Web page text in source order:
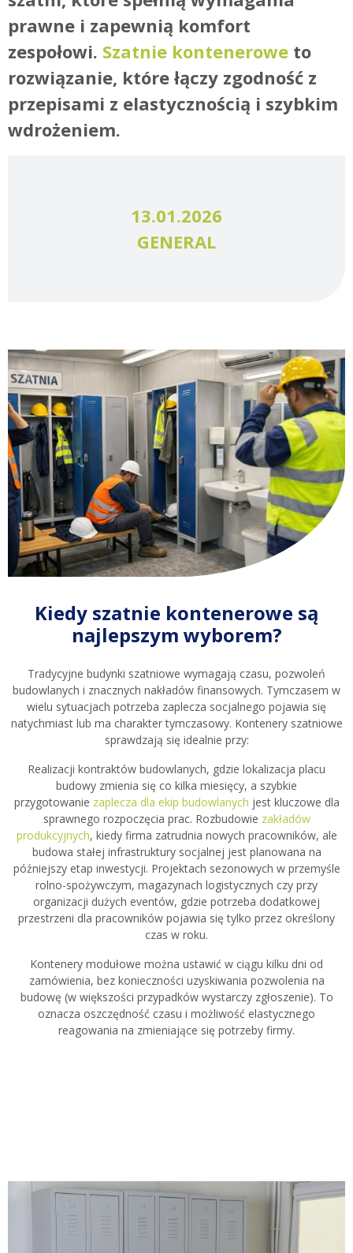
prawne i zapewnią komfort
zespołowi. Szatnie kontenerowe to
rozwiązanie, które łączy zgodność z
przepisami z elastycznością i szybkim
wdrożeniem.
13.01.2026
GENERAL
Kiedy szatnie kontenerowe są
najlepszym wyborem?
Tradycyjne budynki szatniowe wymagają czasu, pozwoleń
budowlanych i znacznych nakładów finansowych. Tymczasem w
wielu sytuacjach potrzeba zaplecza socjalnego pojawia się
natychmiast lub ma charakter tymczasowy. Kontenery szatniowe
sprawdzają się idealnie przy:
Realizacji kontraktów budowlanych, gdzie lokalizacja placu
budowy zmienia się co kilka miesięcy, a szybkie
przygotowanie zaplecza dla ekip budowlanych jest kluczowe dla
sprawnego rozpoczęcia prac. Rozbudowie zakładów
produkcyjnych, kiedy firma zatrudnia nowych pracowników, ale
budowa stałej infrastruktury socjalnej jest planowana na
późniejszy etap inwestycji. Projektach sezonowych w przemyśle
rolno-spożywczym, magazynach logistycznych czy przy
organizacji dużych eventów, gdzie potrzeba dodatkowej
przestrzeni dla pracowników pojawia się tylko przez określony
czas w roku.
Kontenery modułowe można ustawić w ciągu kilku dni od
zamówienia, bez konieczności uzyskiwania pozwolenia na
budowę (w większości przypadków wystarczy zgłoszenie). To
oznacza oszczędność czasu i możliwość elastycznego
reagowania na zmieniające się potrzeby firmy.